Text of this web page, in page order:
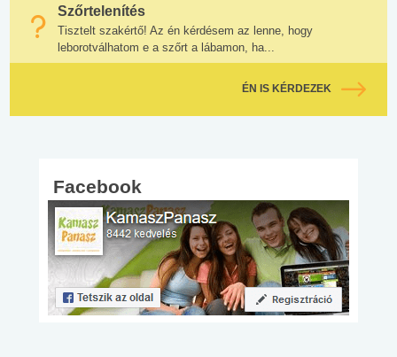
Szőrtelenítés
Tisztelt szakértő! Az én kérdésem az lenne, hogy
leborotválhatom e a szőrt a lábamon, ha...
ÉN IS KÉRDEZEK
Facebook